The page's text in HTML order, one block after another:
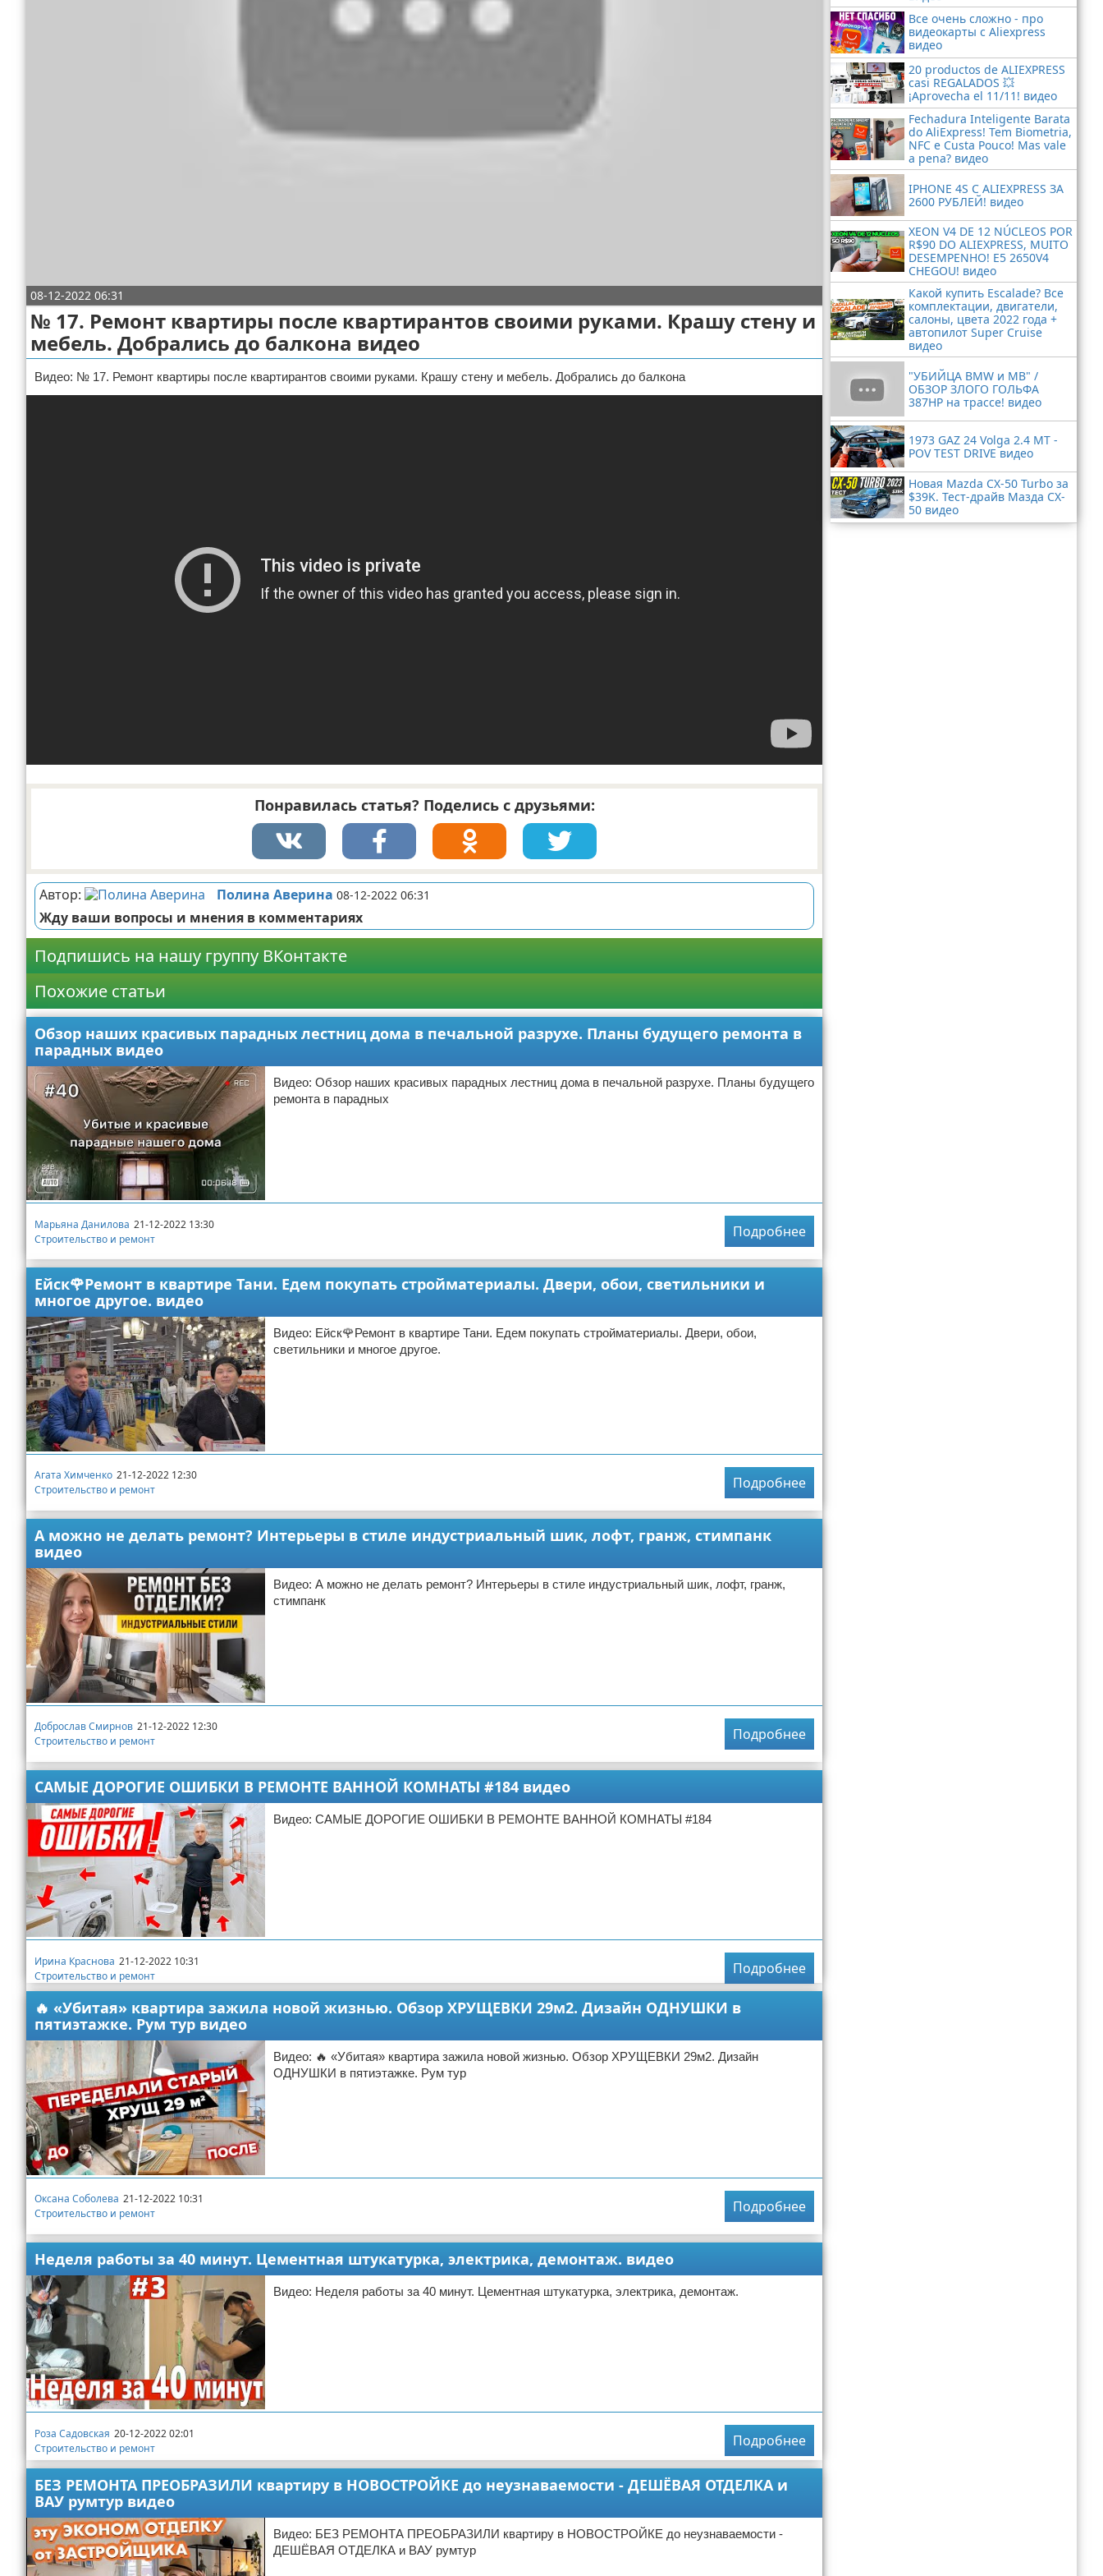
08-12-2022 06:31
№ 17. Ремонт квартиры после квартирантов своими руками. Крашу стену и
мебель. Добрались до балкона видео
Видео: № 17. Ремонт квартиры после квартирантов своими руками. Крашу стену и мебель. Добрались до балкона
Понравилась статья? Поделись с друзьями:
Автор: Полина Аверина 08-12-2022 06:31
Жду ваши вопросы и мнения в комментариях
Подпишись на нашу группу ВКонтакте
Похожие статьи
Обзор наших красивых парадных лестниц дома в печальной разрухе. Планы будущего ремонта в
парадных видео
Видео: Обзор наших красивых парадных лестниц дома в печальной разрухе. Планы будущего
ремонта в парадных
Марьяна Данилова 21-12-2022 13:30
Строительство и ремонт
Подробнее
Ейск🌹Ремонт в квартире Тани. Едем покупать стройматериалы. Двери, обои, светильники и
многое другое. видео
Видео: Ейск🌹Ремонт в квартире Тани. Едем покупать стройматериалы. Двери, обои,
светильники и многое другое.
Агата Химченко 21-12-2022 12:30
Строительство и ремонт
Подробнее
А можно не делать ремонт? Интерьеры в стиле индустриальный шик, лофт, гранж, стимпанк
видео
Видео: А можно не делать ремонт? Интерьеры в стиле индустриальный шик, лофт, гранж,
стимпанк
Доброслав Смирнов 21-12-2022 12:30
Строительство и ремонт
Подробнее
САМЫЕ ДОРОГИЕ ОШИБКИ В РЕМОНТЕ ВАННОЙ КОМНАТЫ #184 видео
Видео: САМЫЕ ДОРОГИЕ ОШИБКИ В РЕМОНТЕ ВАННОЙ КОМНАТЫ #184
Ирина Краснова 21-12-2022 10:31
Строительство и ремонт
Подробнее
🔥 «Убитая» квартира зажила новой жизнью. Обзор ХРУЩЕВКИ 29м2. Дизайн ОДНУШКИ в
пятиэтажке. Рум тур видео
Видео: 🔥 «Убитая» квартира зажила новой жизнью. Обзор ХРУЩЕВКИ 29м2. Дизайн
ОДНУШКИ в пятиэтажке. Рум тур
Оксана Соболева 21-12-2022 10:31
Строительство и ремонт
Подробнее
Неделя работы за 40 минут. Цементная штукатурка, электрика, демонтаж. видео
Видео: Неделя работы за 40 минут. Цементная штукатурка, электрика, демонтаж.
Роза Садовская 20-12-2022 02:01
Строительство и ремонт
Подробнее
БЕЗ РЕМОНТА ПРЕОБРАЗИЛИ квартиру в НОВОСТРОЙКЕ до неузнаваемости - ДЕШЁВАЯ ОТДЕЛКА и
ВАУ румтур видео
Видео: БЕЗ РЕМОНТА ПРЕОБРАЗИЛИ квартиру в НОВОСТРОЙКЕ до неузнаваемости -
ДЕШЁВАЯ ОТДЕЛКА и ВАУ румтур
Все очень сложно - про
видеокарты с Aliexpress
видео
20 productos de ALIEXPRESS
casi REGALADOS 💥
¡Aprovecha el 11/11! видео
Fechadura Inteligente Barata
do AliExpress! Tem Biometria,
NFC e Custa Pouco! Mas vale
a pena? видео
IPHONE 4S С ALIEXPRESS ЗА
2600 РУБЛЕЙ! видео
XEON V4 DE 12 NÚCLEOS POR
R$90 DO ALIEXPRESS, MUITO
DESEMPENHO! E5 2650V4
CHEGOU! видео
Какой купить Escalade? Все
комплектации, двигатели,
салоны, цвета 2022 года +
автопилот Super Cruise
видео
"УБИЙЦА BMW и MB" /
ОБЗОР ЗЛОГО ГОЛЬФА
387HP на трассе! видео
1973 GAZ 24 Volga 2.4 MT -
POV TEST DRIVE видео
Новая Mazda CX-50 Turbo за
$39K. Тест-драйв Мазда CX-
50 видео